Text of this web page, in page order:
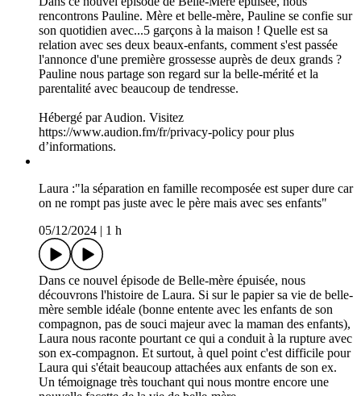
Gunes : “les parents des enfants s’entendent tellement bien
que je me sentais un peu à part”
16/01/2025|47 min
Dans ce nouvel épisode de belle-mère épuisée, nous
découvrons l'histoire de Gunes ! Gunes a commencé sa vie de
belle-mère à 23 ans lorsqu'elle a rencontré son compagnon. Si
allez le découvrir, les difficultés rencontrées ne sont pas celles
que vous imaginez...
Hébergé par Audion. Visitez
https://www.audion.fm/fr/privacy-policy pour plus
d’informations.